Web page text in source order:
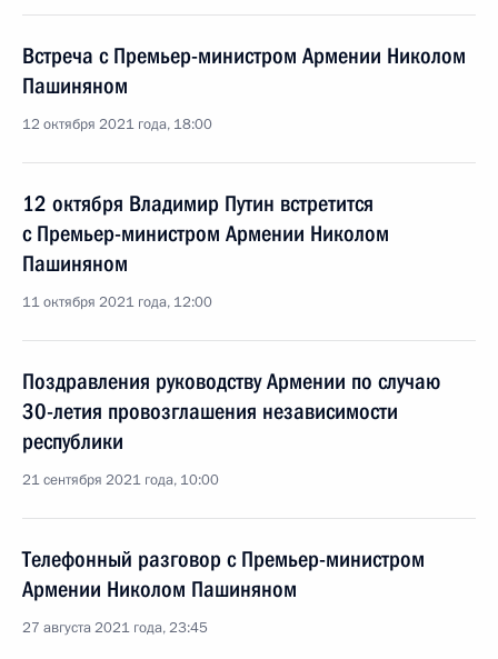
Встреча с Премьер-министром Армении Николом
Пашиняном
12 октября 2021 года, 18:00
12 октября Владимир Путин встретится
с Премьер-министром Армении Николом
Пашиняном
11 октября 2021 года, 12:00
Поздравления руководству Армении по случаю
30-летия провозглашения независимости
республики
21 сентября 2021 года, 10:00
Телефонный разговор с Премьер-министром
Армении Николом Пашиняном
27 августа 2021 года, 23:45